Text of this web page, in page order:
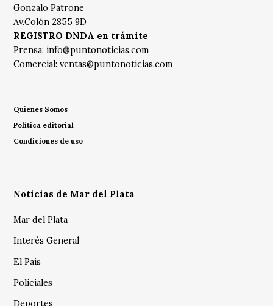
Gonzalo Patrone
Av.Colón 2855 9D
REGISTRO DNDA en trámite
Prensa: info@puntonoticias.com
Comercial:ventas@puntonoticias.com
Quienes Somos
Política editorial
Condiciones de uso
Noticias de Mar del Plata
Mar del Plata
Interés General
El País
Policiales
Deportes